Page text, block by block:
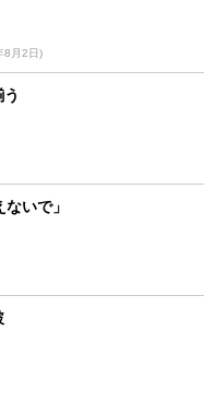
8月2日)
いで」